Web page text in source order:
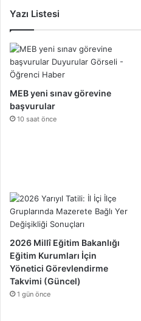
Yazı Listesi
MEB yeni sınav görevine
başvurular
10 saat önce
2026 Millî Eğitim Bakanlığı
Eğitim Kurumları İçin
Yönetici Görevlendirme
Takvimi (Güncel)
1 gün önce